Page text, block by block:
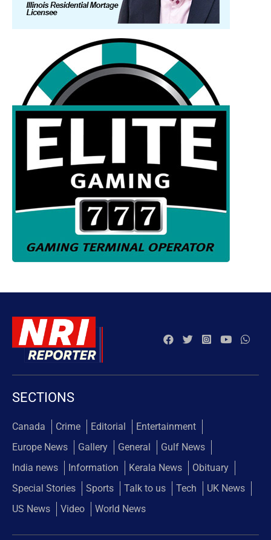
SECTIONS
Canada Crime Editorial
Entertainment
Europe News
Gallery General
Gulf News
India news
Information Kerala News
Obituary
Special Stories
Sports Talk to us Tech
UK News
US News
Video World News